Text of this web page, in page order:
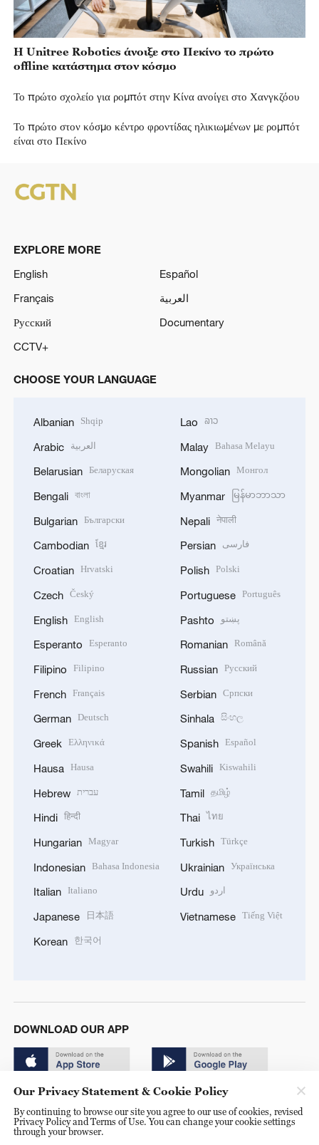
Η Unitree Robotics άνοιξε στο Πεκίνο το πρώτο
offline κατάστημα στον κόσμο
Το πρώτο σχολείο για ρομπότ στην Κίνα ανοίγει στο Χανγκζόου
Το πρώτο στον κόσμο κέντρο φροντίδας ηλικιωμένων με ρομπότ
είναι στο Πεκίνο
EXPLORE MORE
English
Español
Français
العربية
Русский
Documentary
CCTV+
CHOOSE YOUR LANGUAGE
Albanian Shqip
Arabic العربية
Belarusian Беларуская
Bengali বাংলা
Bulgarian Български
Cambodian ខ្មែរ
Croatian Hrvatski
Czech Český
English English
Esperanto Esperanto
Filipino Filipino
French Français
German Deutsch
Greek Ελληνικά
Hausa Hausa
Hebrew עברית
Hindi हिन्दी
Hungarian Magyar
Indonesian Bahasa Indonesia
Italian Italiano
Japanese 日本語
Korean 한국어
Lao ລາວ
Malay Bahasa Melayu
Mongolian Монгол
Myanmar မြန်မာဘာသာ
Nepali नेपाली
Persian فارسی
Polish Polski
Portuguese Português
Pashto پښتو
Romanian Română
Russian Русский
Serbian Српски
Sinhala සිංහල
Spanish Español
Swahili Kiswahili
Tamil தமிழ்
Thai ไทย
Turkish Türkçe
Ukrainian Українська
Urdu اردو
Vietnamese Tiếng Việt
DOWNLOAD OUR APP
© China Radio International.CRI. All Rights Reserved. 16A
Our Privacy Statement & Cookie Policy
By continuing to browse our site you agree to our use of cookies, revised
Privacy Policy and Terms of Use. You can change your cookie settings
through your browser.